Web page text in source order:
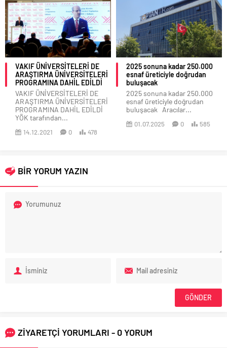
VAKIF ÜNİVERSİTELERİ DE
ARAŞTIRMA ÜNİVERSİTELERİ
PROGRAMINA DAHİL EDİLDİ
VAKIF ÜNİVERSİTELERİ DE
ARAŞTIRMA ÜNİVERSİTELERİ
PROGRAMINA DAHİL EDİLDİ
YÖK tarafından...
14.12.2021 0 478
2025 sonuna kadar 250.000
esnaf üreticiyle doğrudan
buluşacak
2025 sonuna kadar 250.000
esnaf üreticiyle doğrudan
buluşacak Aracılar...
01.07.2025 0 585
BİR YORUM YAZIN
ZİYARETÇİ YORUMLARI - 0 YORUM